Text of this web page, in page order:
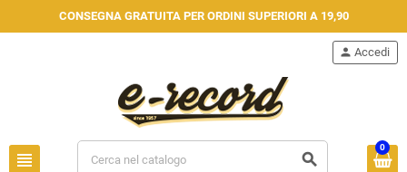
CONSEGNA GRATUITA PER ORDINI SUPERIORI A 19,90
view_headline search
person Accedi
0